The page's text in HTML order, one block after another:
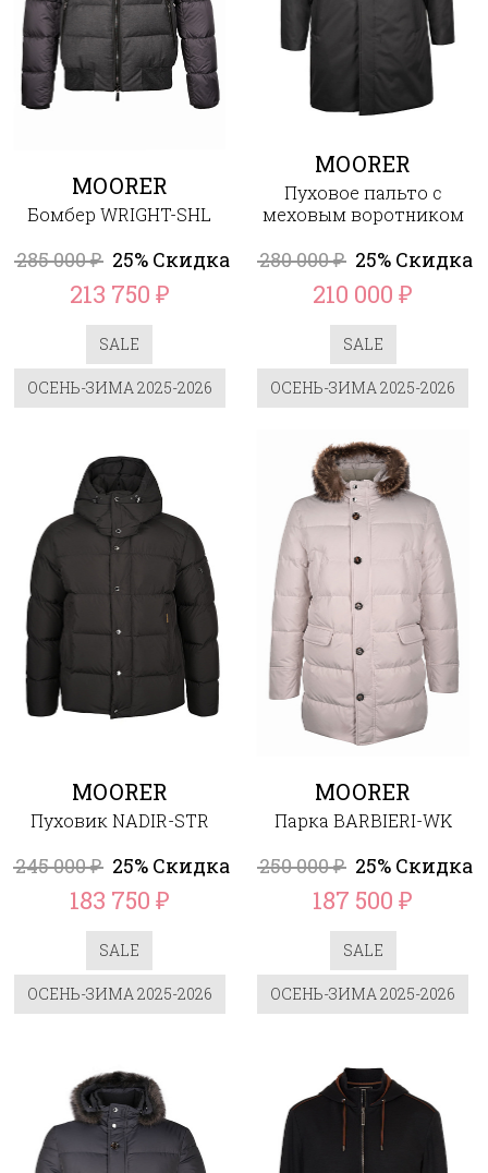
MOORER
Бомбер WRIGHT-SHL
285 000₽ 25% Скидка
213 750 ₽
SALE
ОСЕНЬ-ЗИМА 2025-2026
MOORER
Пуховое пальто с
меховым воротником
280 000₽ 25% Скидка
210 000₽
SALE
ОСЕНЬ-ЗИМА 2025-2026
MOORER
Пуховик NADIR-STR
245 000₽ 25% Скидка
183 750 ₽
SALE
ОСЕНЬ-ЗИМА 2025-2026
MOORER
Парка BARBIERI-WK
250 000₽ 25% Скидка
187 500₽
SALE
ОСЕНЬ-ЗИМА 2025-2026